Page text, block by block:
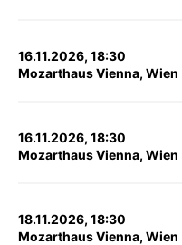
16.11.2026, 18:30
Mozarthaus Vienna, Wien
16.11.2026, 18:30
Mozarthaus Vienna, Wien
18.11.2026, 18:30
Mozarthaus Vienna, Wien